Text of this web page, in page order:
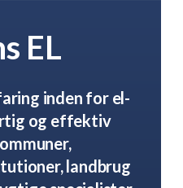
EL
inden for el-
og effektiv
landbrug